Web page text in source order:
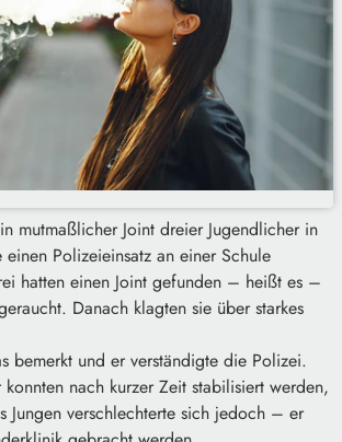
mutmaßlicher Joint dreier Jugendlicher in
einen Polizeieinsatz an einer Schule
hatten einen Joint gefunden – heißt es –
Danach klagten sie über starkes
bemerkt und er verständigte die Polizei.
nach kurzer Zeit stabilisiert werden,
Jungen verschlechterte sich jedoch – er